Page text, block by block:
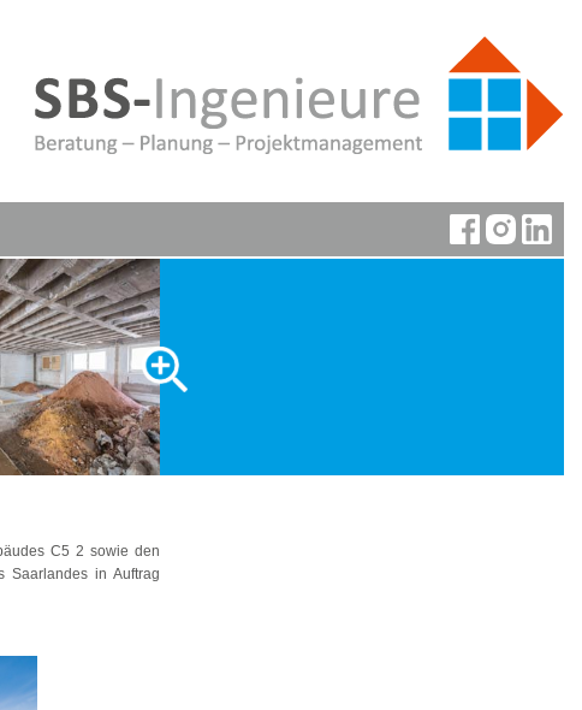
C5 2 sowie den
Saarlandes in Auftrag